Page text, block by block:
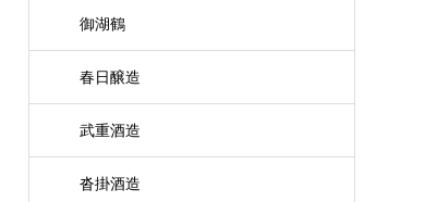
御湖鶴
春日醸造
武重酒造
沓掛酒造